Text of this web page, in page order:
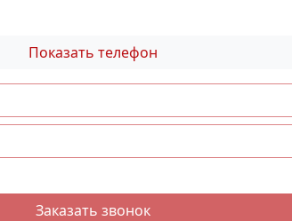
Показать телефон
Заказать звонок